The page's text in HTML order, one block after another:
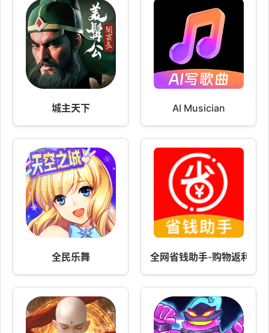
城主天下 AI Musician
全民乐舞 全网省钱助手-购物返利好